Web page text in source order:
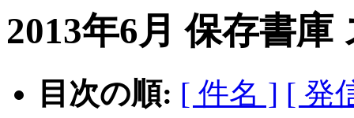
2013年6月 保存書庫
目次の順: [ 件名 ] [ 発